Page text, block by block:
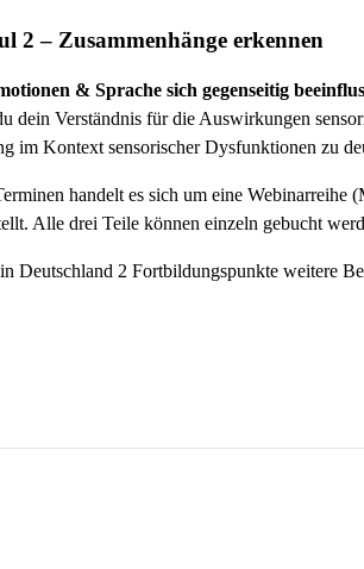
2 – Zusammenhänge erkennen
& Sprache sich gegenseitig
dein Verständnis für die Auswirkungen
im Kontext sensorischer Dysfunktionen zu
handelt es sich um eine Webinarreihe
Alle drei Teile können einzeln gebucht
Deutschland 2 Fortbildungspunkte weitere